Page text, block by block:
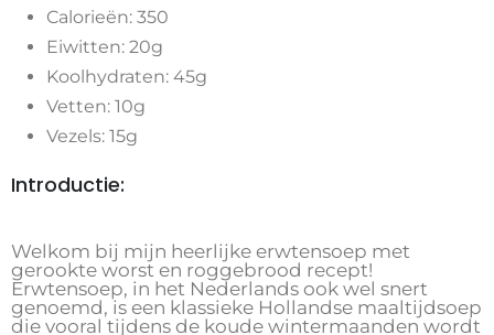
Calorieën: 350
Eiwitten: 20g
Koolhydraten: 45g
Vetten: 10g
Vezels: 15g
Introductie:
Welkom bij mijn heerlijke erwtensoep met
gerookte worst en roggebrood recept!
Erwtensoep, in het Nederlands ook wel snert
genoemd, is een klassieke Hollandse maaltijdsoep
die vooral tijdens de koude wintermaanden wordt